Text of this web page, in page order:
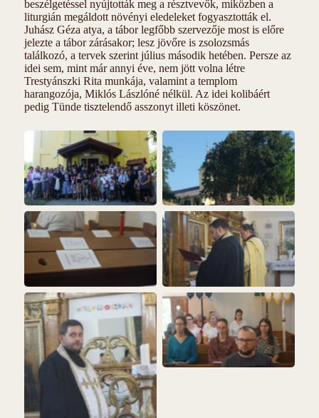
beszélgetéssel nyújtották meg a résztvevők, miközben a
liturgián megáldott növényi eledeleket fogyasztották el.
Juhász Géza atya, a tábor legfőbb szervezője most is előre
jelezte a tábor zárásakor; lesz jövőre is zsolozsmás
találkozó, a tervek szerint július második hetében. Persze az
idei sem, mint már annyi éve, nem jött volna létre
Trestyánszki Rita munkája, valamint a templom
harangozója, Miklós Lászlóné nélkül. Az idei kolibáért
pedig Tünde tisztelendő asszonyt illeti köszönet.